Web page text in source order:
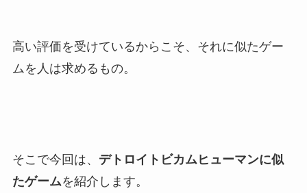
高い評価を受けているからこそ、それに似たゲー
ムを人は求めるもの。
そこで今回は、 デトロイトビカムヒューマンに似
たゲームを紹介します。